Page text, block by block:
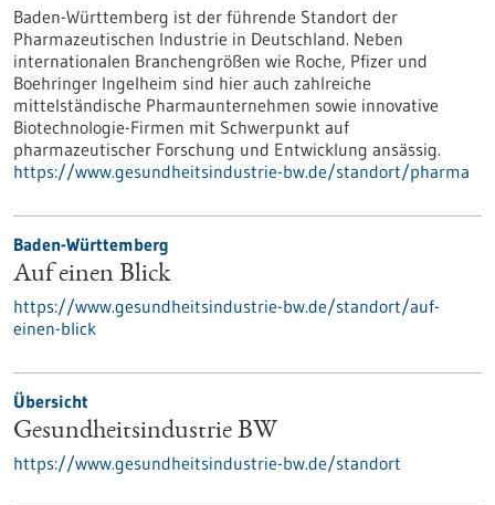
Baden-Württemberg ist der führende Standort der
Pharmazeutischen Industrie in Deutschland. Neben
internationalen Branchengrößen wie Roche, Pfizer und
Boehringer Ingelheim sind hier auch zahlreiche
mittelständische Pharmaunternehmen sowie innovative
Biotechnologie-Firmen mit Schwerpunkt auf
pharmazeutischer Forschung und Entwicklung ansässig.
https://www.gesundheitsindustrie-bw.de/standort/pharma
Baden-Württemberg
Auf einen Blick
https://www.gesundheitsindustrie-bw.de/standort/auf-
einen-blick
Übersicht
Gesundheitsindustrie BW
https://www.gesundheitsindustrie-bw.de/standort